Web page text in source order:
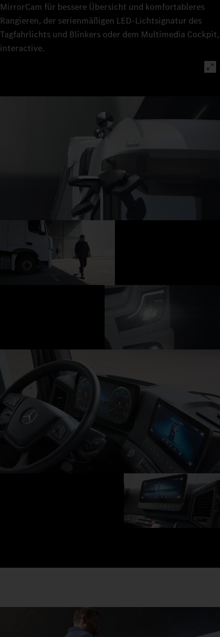
MirrorCam für bessere Übersicht und komfortableres
Rangieren, der serienmäßigen LED‑Lichtsignatur des
Tagfahrlichts und Blinkers oder dem Multimedia Cockpit,
interactive.